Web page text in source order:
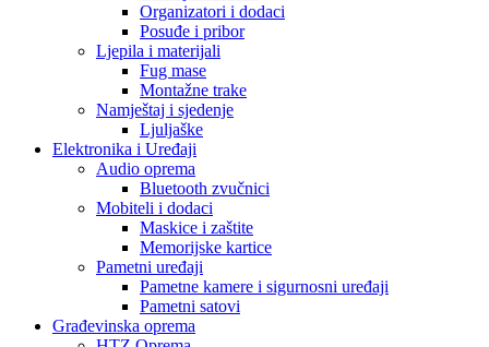
Organizatori i dodaci
Posuđe i pribor
Ljepila i materijali
Fug mase
Montažne trake
Namještaj i sjedenje
Ljuljaške
Elektronika i Uređaji
Audio oprema
Bluetooth zvučnici
Mobiteli i dodaci
Maskice i zaštite
Memorijske kartice
Pametni uređaji
Pametne kamere i sigurnosni uređaji
Pametni satovi
Građevinska oprema